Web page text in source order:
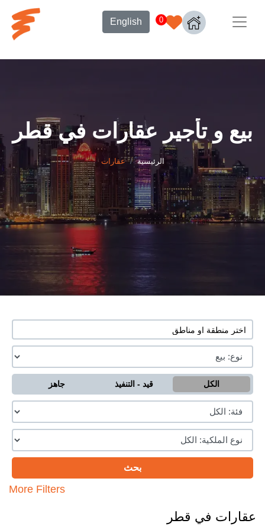
0
English
بيع و تأجير عقارات في قطر
الرئيسية عقارات
الكل قيد - التنفيذ جاهز
More Filters
عقارات في قطر